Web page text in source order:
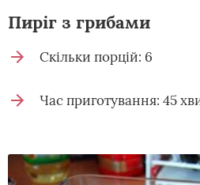
Пиріг з грибами
Скільки порцій: 6
Час приготування: 45